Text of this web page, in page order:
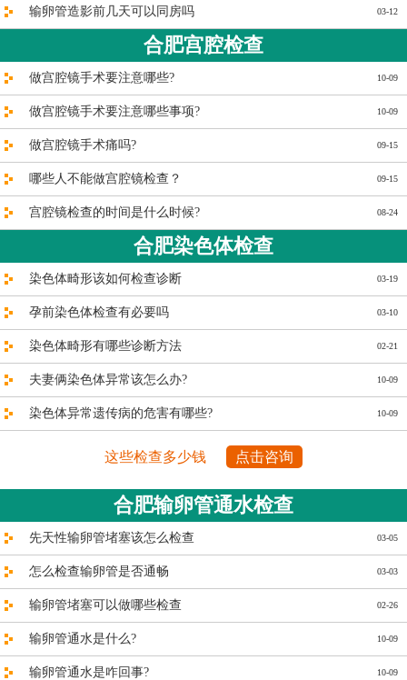
03-12
输卵管造影前几天可以同房吗
合肥宫腔检查
10-09
做宫腔镜手术要注意哪些?
10-09
做宫腔镜手术要注意哪些事项?
09-15
做宫腔镜手术痛吗?
09-15
哪些人不能做宫腔镜检查？
08-24
宫腔镜检查的时间是什么时候?
合肥染色体检查
03-19
染色体畸形该如何检查诊断
03-10
孕前染色体检查有必要吗
02-21
染色体畸形有哪些诊断方法
10-09
夫妻俩染色体异常该怎么办?
10-09
染色体异常遗传病的危害有哪些?
这些检查多少钱 点击咨询
合肥输卵管通水检查
03-05
先天性输卵管堵塞该怎么检查
03-03
怎么检查输卵管是否通畅
02-26
输卵管堵塞可以做哪些检查
10-09
输卵管通水是什么?
10-09
输卵管通水是咋回事?